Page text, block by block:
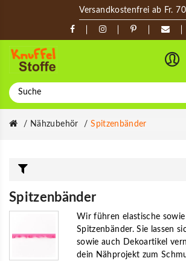
Versandkostenfrei ab Fr.
Nähzubehör Spitzenbänder
Spitzenbänder
Wir führen elastische
Spitzenbänder. Sie lassen
sowie auch Dekoartikel
dein Nähprojekt zum